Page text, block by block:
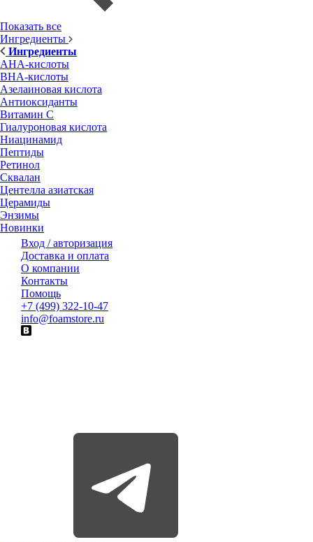
Показать все
Ингредиенты
Ингредиенты
AHA-кислоты
BHA-кислоты
Азелаиновая кислота
Антиоксиданты
Витамин С
Гиалуроновая кислота
Ниацинамид
Пептиды
Ретинол
Сквалан
Центелла азиатская
Церамиды
Энзимы
Новинки
Вход / авторизация
Доставка и оплата
О компании
Контакты
Помощь
+7 (499) 322-10-47
info@foamstore.ru